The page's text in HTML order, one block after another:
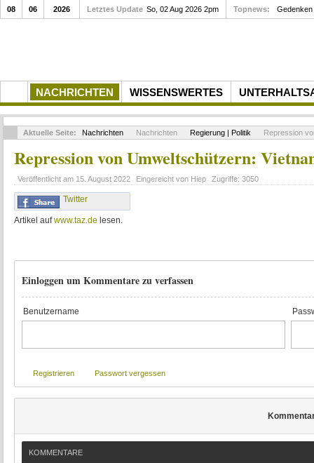
NACHRICHTEN WISSENSWERTES
08 06 2026 Letztes Update So, 02 Aug 2026 2pm Topnews: Gedenken
Aktuelle Seite: Nachrichten Nachrichten Regierung | Politik Repression
Repression von Umweltschützern:
Veröffentlicht am 15. August 2022 Eingereicht von Hiep Zugriffe: 3050
Twitter
Artikel aufwww.taz.de lesen.
Einloggen um Kommentare zu verfassen
Benutzername
Registrieren Passwort vergessen
KOMMENTARE